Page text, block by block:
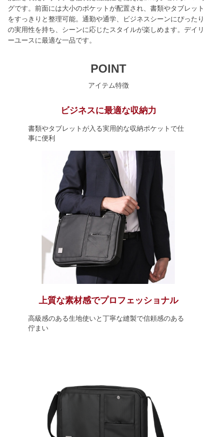
グです。前面には大小のポケットが配置され、書類やタブレット
をすっきりと整理可能。通勤や通学、ビジネスシーンにぴったり
の実用性を持ち、シーンに応じたスタイルが楽しめます。デイリ
ーユースに最適な一品です。
POINT
アイテム特徴
ビジネスに最適な収納力
書類やタブレットが入る実用的な収納ポケットで仕
事に便利
上質な素材感でプロフェッショナル
高級感のある生地使いと丁寧な縫製で信頼感のある
佇まい